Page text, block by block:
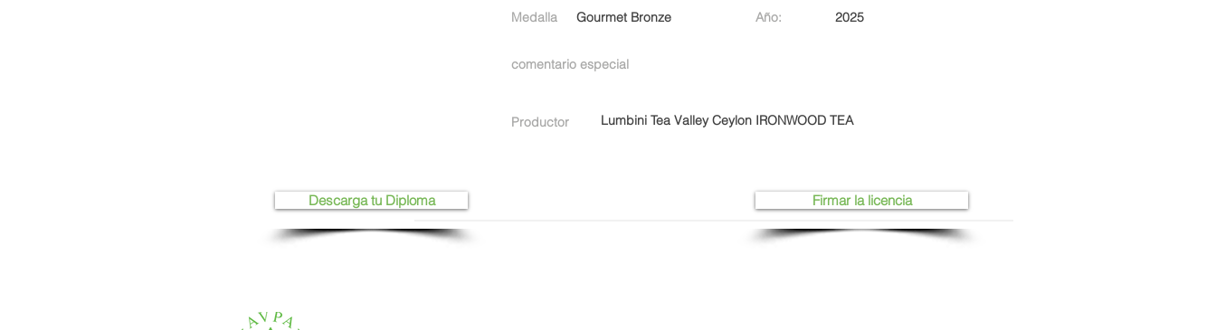
Medalla Gourmet Bronze Año: 2025
comentario especial
Productor Lumbini Tea Valley Ceylon IRONWOOD TEA
Firmar la licencia
Descarga tu Diploma